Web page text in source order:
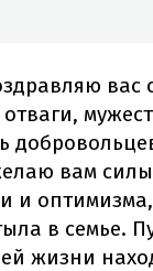
вас
вам силы
и
в семье.
жизни